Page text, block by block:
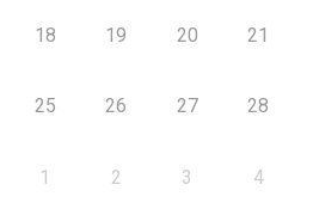
18 19 20 21
25 26 27 28
1 2 3 4